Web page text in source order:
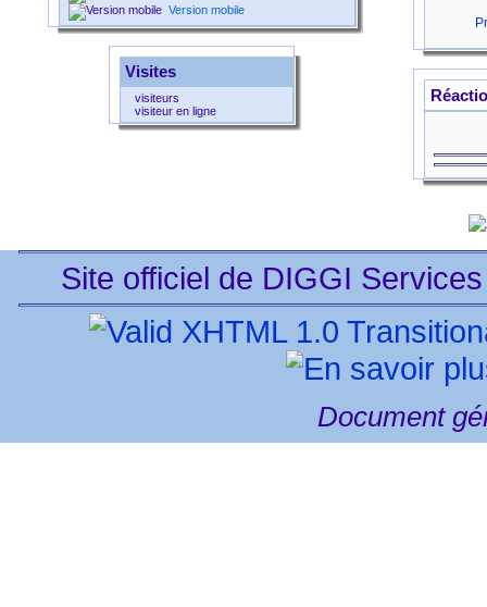
Version mobile
Visites
visiteurs
visiteur en ligne
Site officiel de DIGGI
Document